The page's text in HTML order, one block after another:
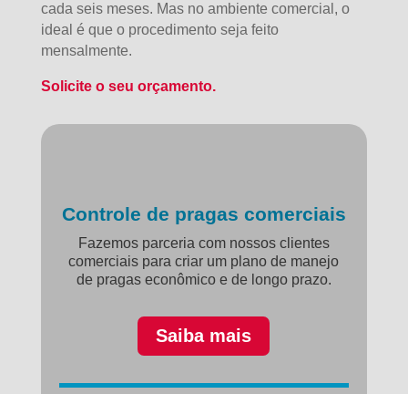
cada seis meses. Mas no ambiente comercial, o
ideal é que o procedimento seja feito
mensalmente.
Solicite o seu orçamento.
Controle de pragas comerciais
Fazemos parceria com nossos clientes
comerciais para criar um plano de manejo
de pragas econômico e de longo prazo.
Saiba mais